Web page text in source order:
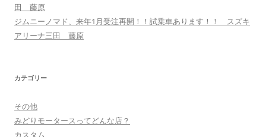
田 藤原
ジムニーノマド、来年1月受注再開！！試乗車あります！！ スズキ
アリーナ三田 藤原
カテゴリー
その他
みどりモータースってどんな店？
カスタム